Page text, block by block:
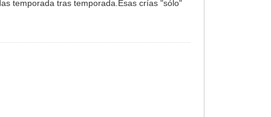
temporada tras temporada.Esas crías "sólo"